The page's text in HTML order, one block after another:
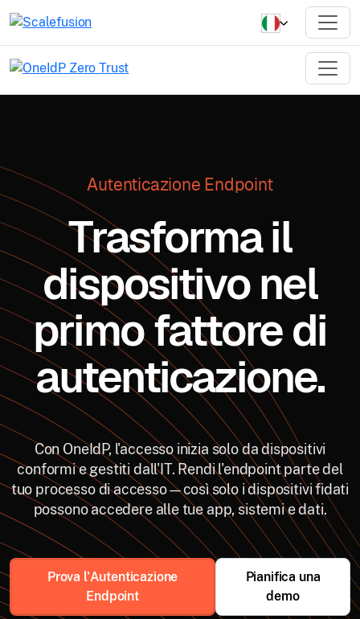
Autenticazione Endpoint
Trasforma il
dispositivo nel
primo fattore di
autenticazione.
Con OneIdP, l'accesso inizia solo da dispositivi
conformi e gestiti dall'IT. Rendi l'endpoint parte del
tuo processo di accesso—così solo i dispositivi fidati
possono accedere alle tue app, sistemi e dati.
Prova l'Autenticazione
Endpoint
Pianifica una
demo